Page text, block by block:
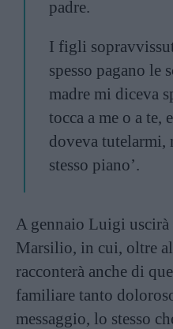
padre.
I figli
spesso pagano le
madre mi diceva
tocca a me o a te,
doveva tutelarmi,
stesso piano’.
A gennaio Luigi
Marsilio, in cui, oltre
racconterà anche di
familiare tanto
messaggio, lo stesso